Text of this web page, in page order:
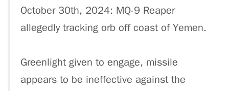
October 30th, 2024: MQ-9 Reaper
allegedly tracking orb off coast of Yemen.
Greenlight given to engage, missile
appears to be ineffective against the